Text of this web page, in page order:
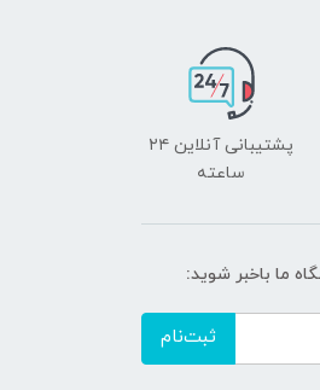
پشتیبانی آنلاین ۲۴
ساعته
ما باخبر شوید:
ثبت‌نام